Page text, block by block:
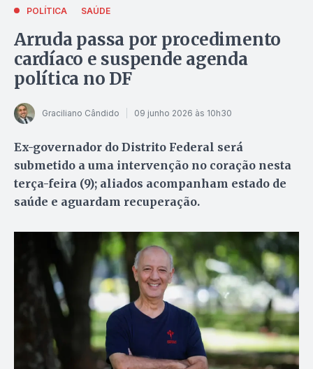
POLÍTICA SAÚDE
Arruda passa por procedimento
cardíaco e suspende agenda
política no DF
Graciliano Cândido 09 junho 2026 às 10h30
Ex-governador do Distrito Federal será
submetido a uma intervenção no coração nesta
terça-feira (9); aliados acompanham estado de
saúde e aguardam recuperação.